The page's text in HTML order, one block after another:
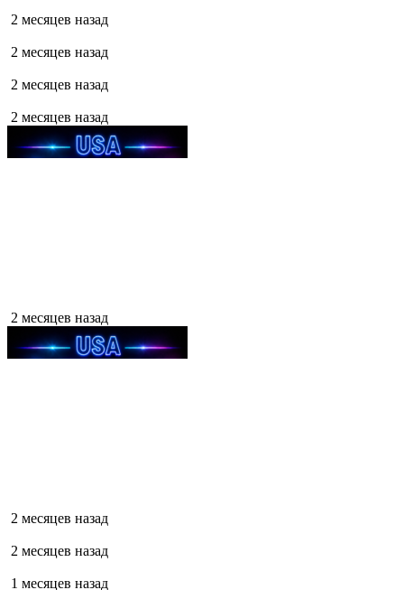
2 месяцев назад
2 месяцев назад
2 месяцев назад
2 месяцев назад
2 месяцев назад
2 месяцев назад
2 месяцев назад
1 месяцев назад